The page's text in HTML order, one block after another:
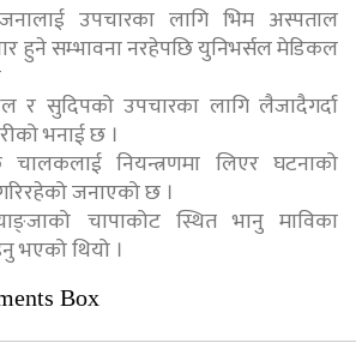
उपचारका लागि भिम अस्पताल
हुने सम्भावना नरहेपछि युनिभर्सल मेडिकल
र सुदिपको उपचारका लागि लैजादैगर्दा
भनाई छ ।
चालकलाई नियन्त्रणमा लिएर घटनाको
जनाएको छ ।
चापाकोट स्थित भानु माविका
भएको थियो ।
Box